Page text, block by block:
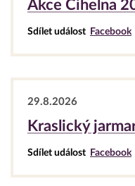
Akce Cihelna
Sdílet událost Facebook
29.8.2026
Kraslický
Sdílet událost Facebook